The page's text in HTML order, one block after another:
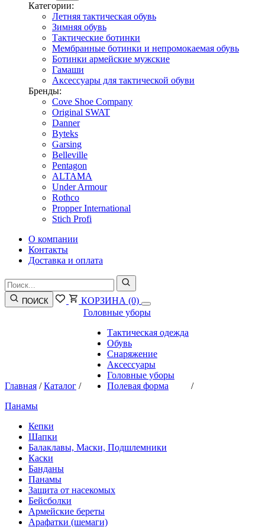
Категории:
Летняя тактическая обувь
Зимняя обувь
Тактические ботинки
Мембранные ботинки и непромокаемая обувь
Ботинки армейские мужские
Гамаши
Аксессуары для тактической обуви
Бренды:
Cove Shoe Company
Original SWAT
Danner
Byteks
Garsing
Belleville
Pentagon
ALTAMA
Under Armour
Rothco
Propper International
Stich Profi
О компании
Контакты
Доставка и оплата
ПОИСК КОРЗИНА (0)
Главная /Каталог /
Головные уборы
Тактическая одежда
Обувь
Снаряжение
Аксессуары
Головные уборы
Полевая форма
/
Панамы
Кепки
Шапки
Балаклавы, Маски, Подшлемники
Каски
Банданы
Панамы
Защита от насекомых
Бейсболки
Армейские береты
Арафатки (шемаги)